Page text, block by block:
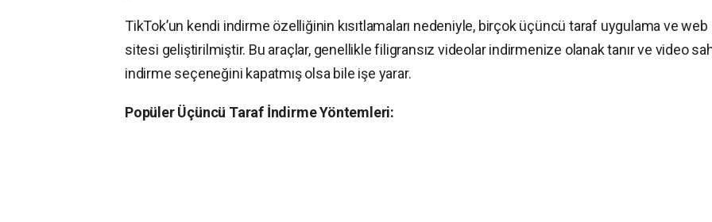
TikTok’un kendi indirme özelliğinin kısıtlamaları nedeniyle, birçok üçüncü taraf uygulama ve web
sitesi geliştirilmiştir. Bu araçlar, genellikle filigransız videolar indirmenize olanak tanır ve video
indirme seçeneğini kapatmış olsa bile işe yarar.
Popüler Üçüncü Taraf İndirme Yöntemleri: